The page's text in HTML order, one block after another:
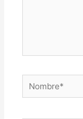
Nombre*